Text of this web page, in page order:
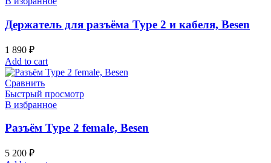
Держатель для разъёма Type 2 и кабеля, Besen
1 890 ₽
Add to cart
Сравнить
Быстрый просмотр
В избранное
Разъём Type 2 female, Besen
5 200 ₽